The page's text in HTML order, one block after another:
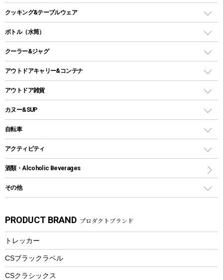
スクエアタープ（レクタタープ）
メッシュタープ
自立式タープ
パラソル
テントアクセサリー
ペグ
グランドシート
ガイドロープ
ツール
オイルランタン
LEDライト
ヘッドライト
キャンドル
ガス缶
ガストーチ、ライター
バーベキューコンロ、グリル
焚き火台タイプ（ロースタイル）グリル
卓上タイプグリル
パーティータイプグリル
鉄板、アミ
焚き火台&ストーブ
火起こし
バーベキューツール
クッキング&テーブルウェア
ダッチオーブン
ホットサンドメーカー
クッカーセット
シェラカップ
クッキングツール
ナイフ
カトラリー
マグカップ、カップ
ステンレスボトル
フードボトル
ボトル（水筒）
ステンレスボトル
コップ付きタイプ
ワンタッチタイプ
プラスチックボトル
ディズニーボトル
クーラー&ジャグ
クーラーボックス
クーラーバッグ
ウォータージャグ
保冷剤
アウトドアキャリー&コンテナ
アウトドアキャリー
アウトドア雑貨
バックパック&バッグ
リュック、バックパック
トートバッグ、サコッシュ
ショッピングキャリー
その他アウトドア雑貨
スプレー関係
ツール、他
カヌー&SUP
インフレータブル
カヤック
パドル
ヘルメット
エアーポンプ
アクセサリー
自転車
折りたたみ自転車
スポーツサイクル
シティサイクル
自転車ウェア
アクティビティ
マリン
ラッシュガード
パラソル
フローティングベスト
ヘルメット
酒類・Alcoholic Beverages
その他
湯たんぽ
防災用品
PRODUCT BRAND プロダクトブランド
トレッカー
CSブラックラベル
CSクラシックス